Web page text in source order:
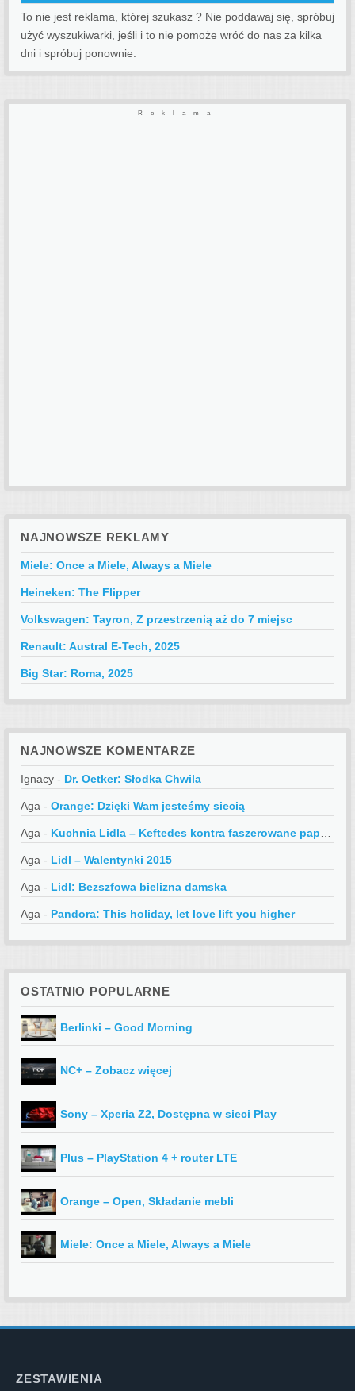
To nie jest reklama, której szukasz ? Nie poddawaj się, spróbuj
użyć wyszukiwarki, jeśli i to nie pomoże wróć do nas za kilka
dni i spróbuj ponownie.
Reklama
NAJNOWSZE REKLAMY
Miele: Once a Miele, Always a Miele
Heineken: The Flipper
Volkswagen: Tayron, Z przestrzenią aż do 7 miejsc
Renault: Austral E-Tech, 2025
Big Star: Roma, 2025
NAJNOWSZE KOMENTARZE
Ignacy - Dr. Oetker: Słodka Chwila
Aga - Orange: Dzięki Wam jesteśmy siecią
Aga - Kuchnia Lidla – Keftedes kontra faszerowane papryczki
Aga - Lidl – Walentynki 2015
Aga - Lidl: Bezszfowa bielizna damska
Aga - Pandora: This holiday, let love lift you higher
OSTATNIO POPULARNE
Berlinki – Good Morning
NC+ – Zobacz więcej
Sony – Xperia Z2, Dostępna w sieci Play
Plus – PlayStation 4 + router LTE
Orange – Open, Składanie mebli
Miele: Once a Miele, Always a Miele
ZESTAWIENIA